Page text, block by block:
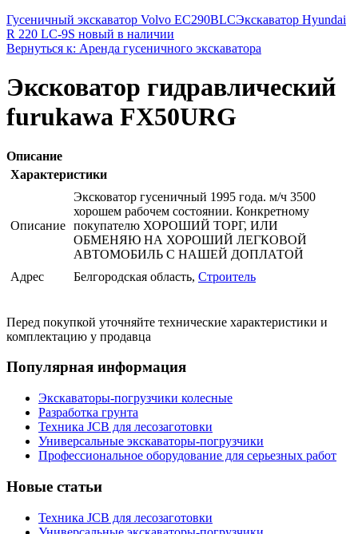
Гусеничный экскаватор Volvo EC290BLCЭкскаватор Hyundai
R 220 LC-9S новый в наличии
Вернуться к: Аренда гусеничного экскаватора
Эксковатор гидравлический
furukawa FX50URG
Описание
Характеристики
Описание
Эксковатор гусеничный 1995 года. м/ч 3500
хорошем рабочем состоянии. Конкретному
покупателю ХОРОШИЙ ТОРГ, ИЛИ
ОБМЕНЯЮ НА ХОРОШИЙ ЛЕГКОВОЙ
АВТОМОБИЛЬ С НАШЕЙ ДОПЛАТОЙ
Адрес
Белгородская область, Строитель
Перед покупкой уточняйте технические характеристики и
комплектацию у продавца
Популярная информация
Экскаваторы-погрузчики колесные
Разработка грунта
Техника JCB для лесозаготовки
Универсальные экскаваторы-погрузчики
Профессиональное оборудование для серьезных работ
Новые статьи
Техника JCB для лесозаготовки